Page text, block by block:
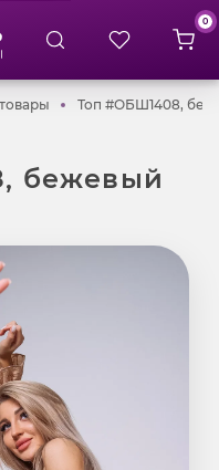
0
одежда Все товары
Топ #ОБШ1408,
бежевый